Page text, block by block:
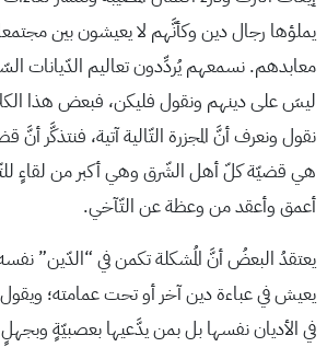
يملؤها رجال دين وكأنَّهم لا يعيشون بين
معابدهم. نسمعهم يُردِّدون تعاليم الدّيانات
ليسَ على دينهم ونقول فليكن، فبعض هذا
نقول ونعرف أنَّ المجزرة التّالية آتية، فنتذكَّر
هي قضيّة كلّ أهل الشّرق وهي أكبر من لقاءٍ
أعمق وأعقد من وعظة عن التّآخي.
يعتقدُ البعضُ أنَّ المُشكلة تكمن في “الدّين”
يعيش في عباءة دين آخر أو تحت عمامته؛
في الأديان نفسها بل بمن يدَّعيها بعصبيّةٍ